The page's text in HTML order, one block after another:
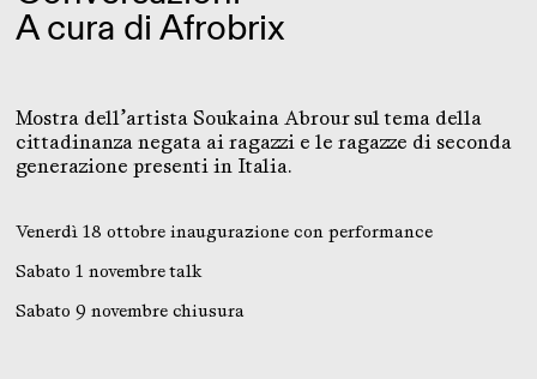
A cura di Afrobrix
Mostra dell’artista Soukaina Abrour sul tema della
cittadinanza negata ai ragazzi e le ragazze di seconda
generazione presenti in Italia.
Venerdì 18 ottobre inaugurazione con performance
Sabato 1 novembre talk
Sabato 9 novembre chiusura